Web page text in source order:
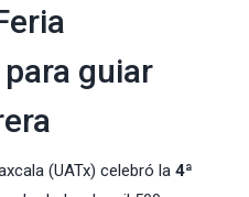
guiar
(UATx) celebró la 4ª